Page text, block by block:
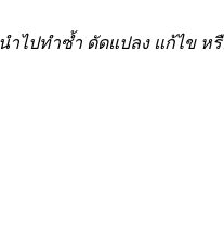
ำไปทำซ้ำ ดัดแปลง แก้ไข